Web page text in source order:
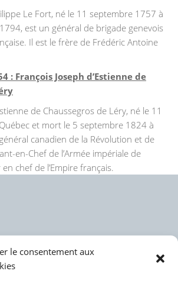
le consentement aux
Le Fort, né le 11 septembre 1757 à
est un général de brigade genevois
Il est le frère de Frédéric Antoine
: François Joseph d’Estienne de
de Chaussegros de Léry, né le 11
et mort le 5 septembre 1824 à
canadien de la Révolution et de
en-Chef de l’Armée impériale de
chef de l’Empire français.
(UE)